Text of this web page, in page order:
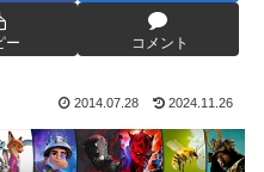
ー コメント
2014.07.28 2024.11.26